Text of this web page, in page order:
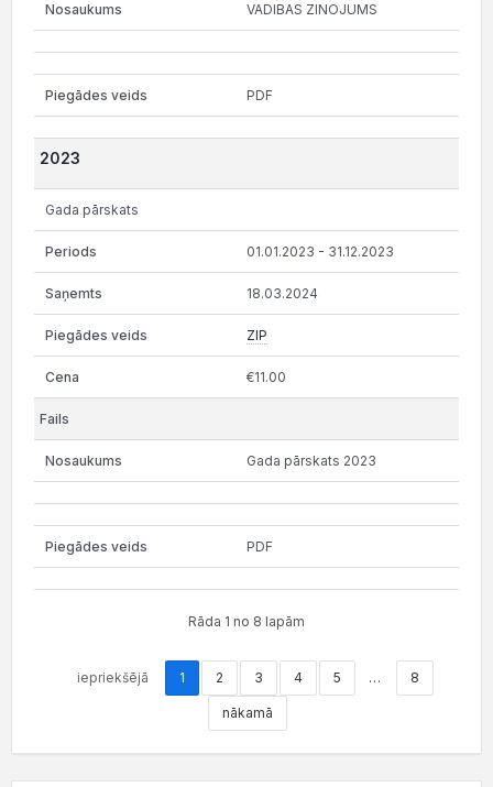
VADIBAS ZINOJUMS
PDF
2023
Gada pārskats
01.01.2023 - 31.12.2023
18.03.2024
ZIP
€11.00
Gada pārskats 2023
PDF
Rāda 1 no 8 lapām
iepriekšējā 1 2 3 4 5 … 8
nākamā